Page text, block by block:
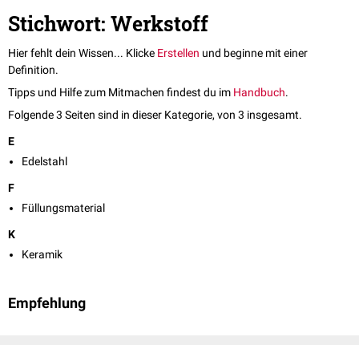
Stichwort: Werkstoff
Hier fehlt dein Wissen... Klicke Erstellen und beginne mit einer
Definition.
Tipps und Hilfe zum Mitmachen findest du im Handbuch.
Folgende 3 Seiten sind in dieser Kategorie, von 3 insgesamt.
E
Edelstahl
F
Füllungsmaterial
K
Keramik
Empfehlung